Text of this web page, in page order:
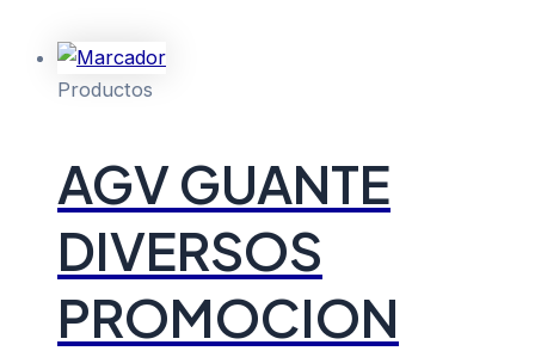
Productos
AGV GUANTE
DIVERSOS
PROMOCION